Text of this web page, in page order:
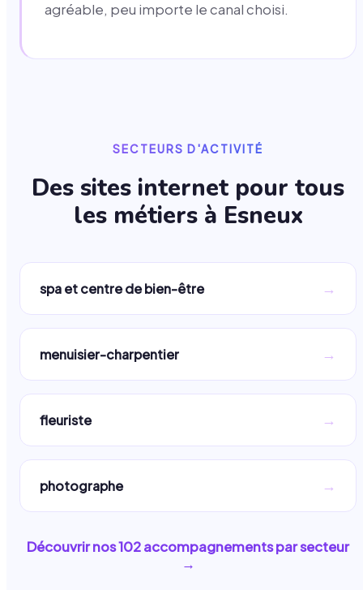
agréable, peu importe le canal choisi.
SECTEURS D'ACTIVITÉ
Des sites internet pour tous
les métiers à Esneux
spa et centre de bien-être →
menuisier-charpentier →
fleuriste →
photographe →
Découvrir nos102accompagnements par secteur
→